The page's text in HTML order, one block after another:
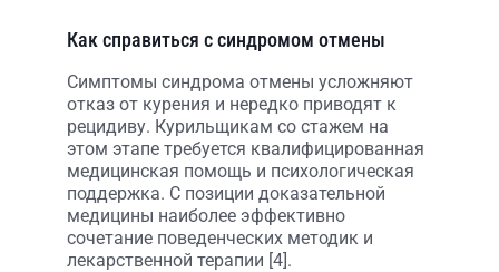
Как справиться с синдромом отмены
Симптомы синдрома отмены усложняют
отказ от курения и нередко приводят к
рецидиву. Курильщикам со стажем на
этом этапе требуется квалифицированная
медицинская помощь и психологическая
поддержка. С позиции доказательной
медицины наиболее эффективно
сочетание поведенческих методик и
лекарственной терапии [4].